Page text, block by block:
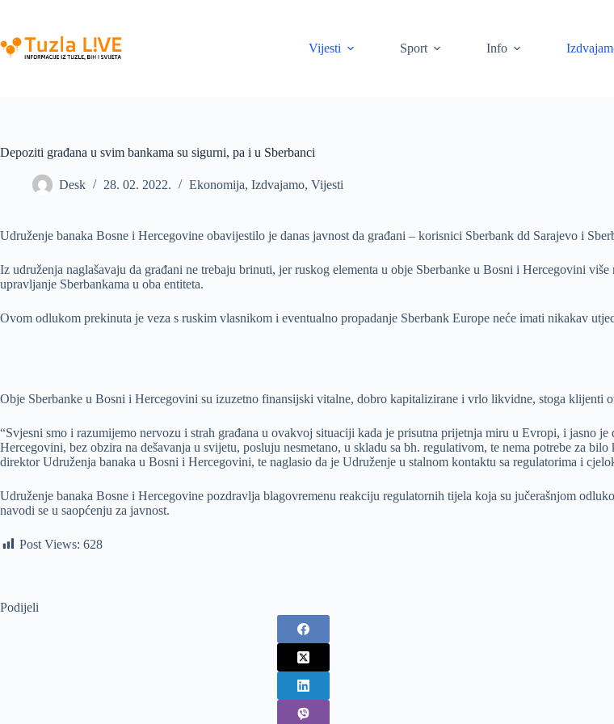
content
Vijesti
Sport Info
Depoziti građana u svim bankama su sigurni, pa i u Sberbanci
Desk 28. 02. 2022. Ekonomija, Izdvajamo, Vijesti
Udruženje banaka Bosne i Hercegovine obavijestilo je danas javnost da građani – korisnici Sberbank dd Sarajevo i
Iz udruženja naglašavaju da građani ne trebaju brinuti, jer ruskog elementa u obje Sberbanke u Bosni i Hercegovini
upravljanje Sberbankama u oba entiteta.
Ovom odlukom prekinuta je veza s ruskim vlasnikom i eventualno propadanje Sberbank Europe neće imati nikakav
Obje Sberbanke u Bosni i Hercegovini su izuzetno finansijski vitalne, dobro kapitalizirane i vrlo likvidne, stoga klijenti
“Svjesni smo i razumijemo nervozu i strah građana u ovakvoj situaciji kada je prisutna prijetnja miru u Evropi, i jasno
Hercegovini, bez obzira na dešavanja u svijetu, posluju nesmetano, u skladu sa bh. regulativom, te nema potrebe za
direktor Udruženja banaka u Bosni i Hercegovini, te naglasio da je Udruženje u stalnom kontaktu sa regulatorima i
Udruženje banaka Bosne i Hercegovine pozdravlja blagovremenu reakciju regulatornih tijela koja su jučerašnjom
navodi se u saopćenju za javnost.
Post Views: 628
Podijeli